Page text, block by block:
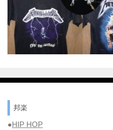
邦楽
●HIP HOP